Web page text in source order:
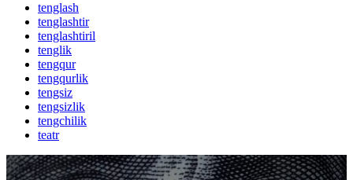
tenglash
tenglashtir
tenglashtiril
tenglik
tengqur
tengqurlik
tengsiz
tengsizlik
tengchilik
teatr